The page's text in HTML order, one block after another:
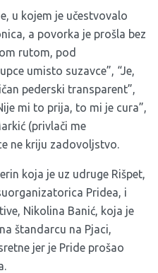
u kojem je učestvovalo
a povorka je prošla bez
rutom, pod
umisto suzavce”, “Je,
pederski transparent”,
mi to prija, to mi je cura”,
(privlači me
ne kriju zadovoljstvo.
koja je uz udruge Rišpet,
Pridea, i
Nikolina Banić, koja je
štandarcu na Pjaci,
jer je Pride prošao